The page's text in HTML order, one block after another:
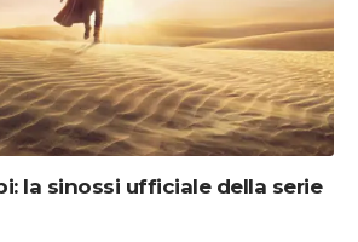
la sinossi ufficiale della serie